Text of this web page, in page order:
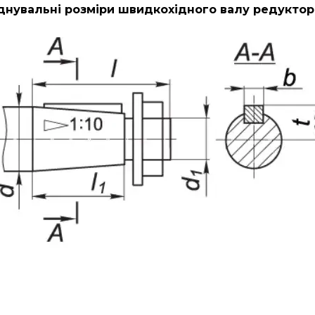
розміри швидкохідного валу